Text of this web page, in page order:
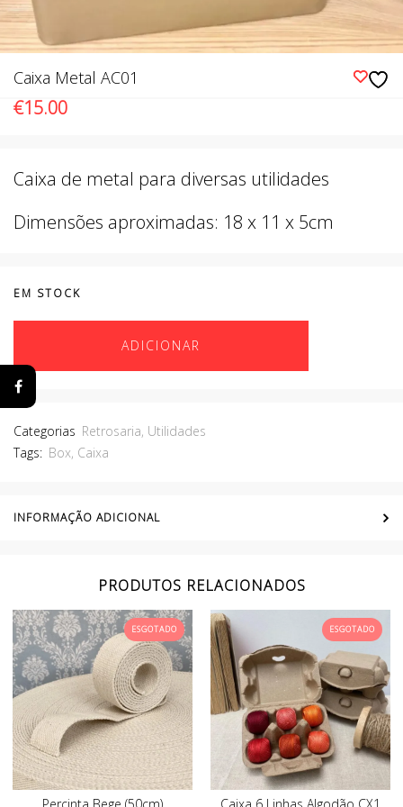
Caixa Metal AC01
€15.00
Caixa de metal para diversas utilidades
Dimensões aproximadas: 18 x 11 x 5cm
EM STOCK
ADICIONAR
Categorias Retrosaria, Utilidades
Tags: Box, Caixa
INFORMAÇÃO ADICIONAL
PRODUTOS RELACIONADOS
ESGOTADO ESGOTADO